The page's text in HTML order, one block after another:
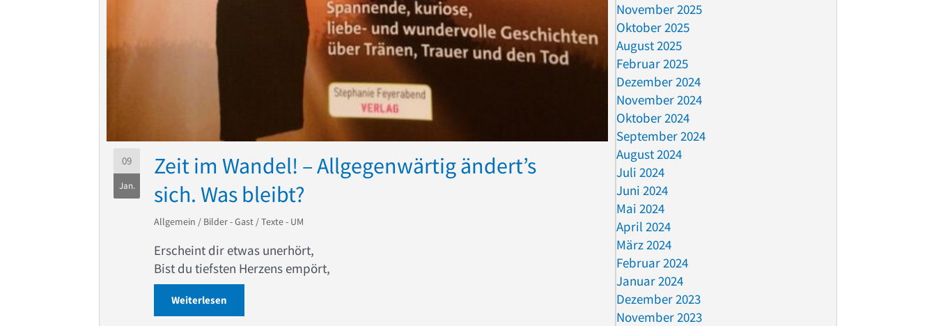
09
Jan.
Zeit im Wandel! – Allgegenwärtig ändert’s
sich. Was bleibt?
Allgemein / Bilder - Gast /Texte - UM
Erscheint dir etwas unerhört,
Bist du tiefsten Herzens empört,
Weiterlesen
November 2025
Oktober 2025
August 2025
Februar 2025
Dezember 2024
November 2024
Oktober 2024
September 2024
August 2024
Juli 2024
Juni 2024
Mai 2024
April 2024
März 2024
Februar 2024
Januar 2024
Dezember 2023
November 2023